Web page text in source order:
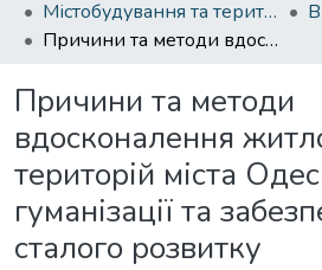
Містобудування та територіальне планування
Причини та методи вдосконалення житлових територій міста Одеса з метою гуманізації та забезпечення сталого розвитку
Причини та методи
вдосконалення
територій міста
гуманізації та
сталого розвитку